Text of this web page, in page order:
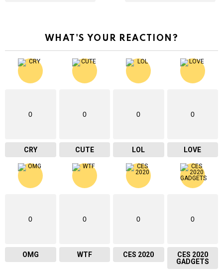
WHAT'S YOUR REACTION?
0
CRY
0
CUTE
0
LOL
0
LOVE
0
OMG
0
WTF
0
CES 2020
0
CES 2020
GADGETS